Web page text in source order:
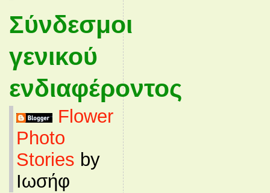
Σύνδεσμοι
γενικού
ενδιαφέροντος
Flower
Photo
Stories by
Ιωσήφ